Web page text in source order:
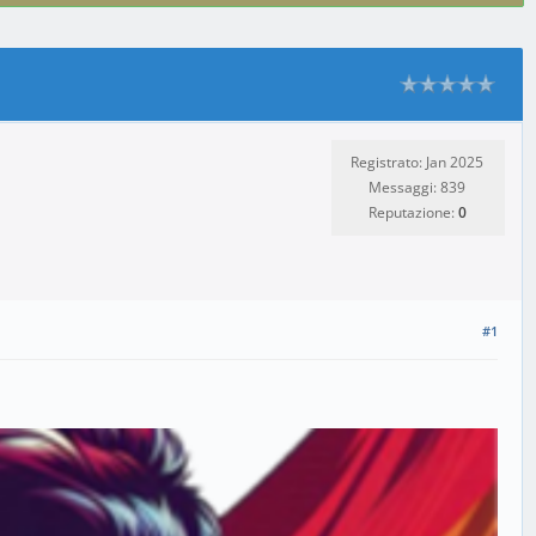
Registrato: Jan 2025
Messaggi: 839
Reputazione: 0
#1